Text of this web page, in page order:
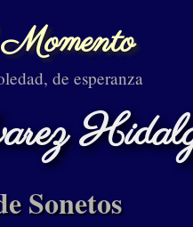
de esperanza
Sonetos